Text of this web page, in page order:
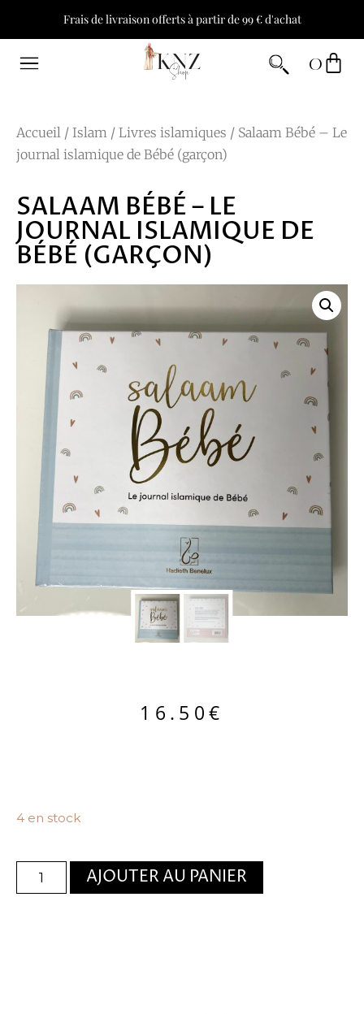
Frais de livraison offerts à partir de 99 € d'achat
0
Accueil / Islam / Livres islamiques / Salaam Bébé – Le
journal islamique de Bébé (garçon)
SALAAM BÉBÉ – LE
JOURNAL ISLAMIQUE DE
BÉBÉ (GARÇON)
16.50€
4 en stock
AJOUTER AU PANIER